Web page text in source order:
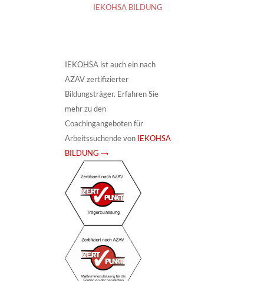
IEKOHSA BILDUNG
IEKOHSA ist auch ein nach
AZAV zertifizierter
Bildungsträger. Erfahren Sie
mehr zu den
Coachingangeboten für
Arbeitssuchende von IEKOHSA
BILDUNG →